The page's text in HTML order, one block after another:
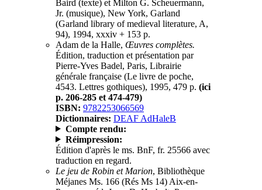
Baird (texte) et Milton G. Scheuermann,
Jr. (musique), New York, Garland
(Garland library of medieval literature, A,
94), 1994, xxxiv + 153 p.
Adam de la Halle, Œuvres complètes.
Édition, traduction et présentation par
Pierre-Yves Badel, Paris, Librairie
générale française (Le livre de poche,
4543. Lettres gothiques), 1995, 479 p. (ici
p. 206-285 et 474-479)
ISBN: 9782253066569
Dictionnaires: DEAF AdHaleB
Compte rendu:
Réimpression:
Édition d'après le ms. BnF, fr. 25566 avec
traduction en regard.
Le jeu de Robin et Marion, Bibliothèque
Méjanes Ms. 166 (Rés Ms 14) Aix-en-